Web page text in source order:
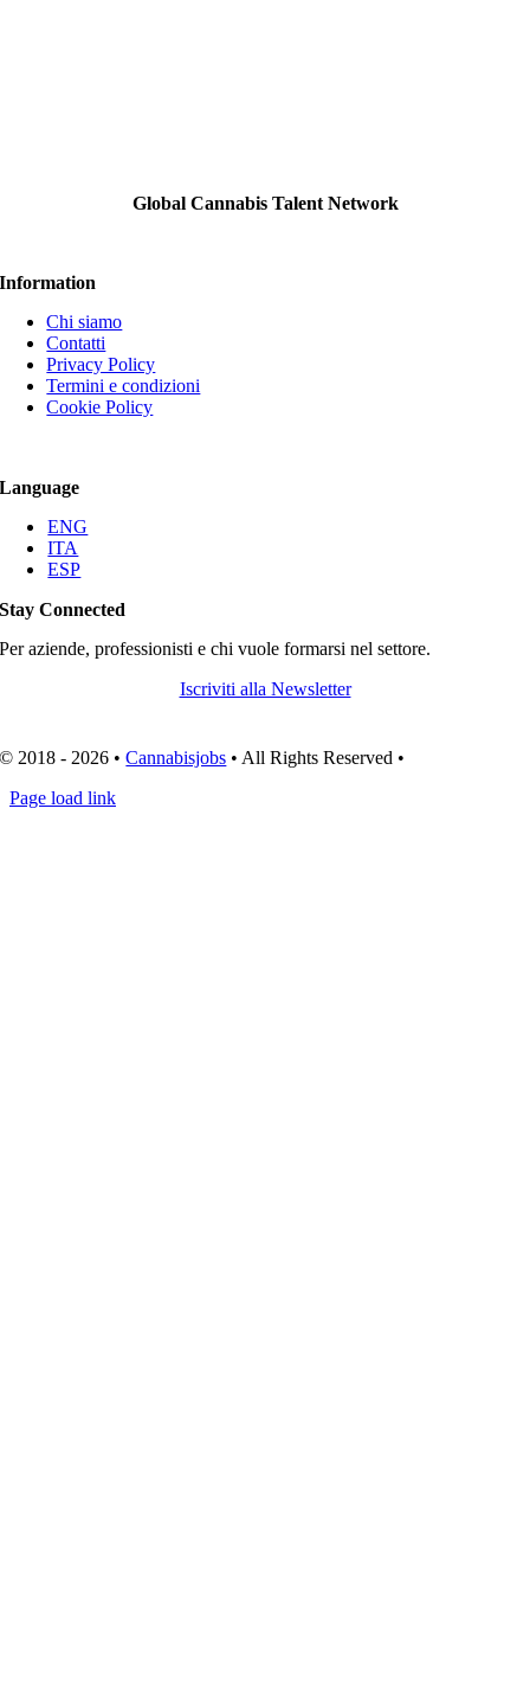
Global Cannabis Talent Network
Information
Chi siamo
Contatti
Privacy Policy
Termini e condizioni
Cookie Policy
Language
ENG
ITA
ESP
Stay Connected
Per aziende, professionisti e chi vuole formarsi nel settore.
Iscriviti alla Newsletter
© 2018 - 2026 •Cannabisjobs • All Rights Reserved •
Chiudi
Page load link